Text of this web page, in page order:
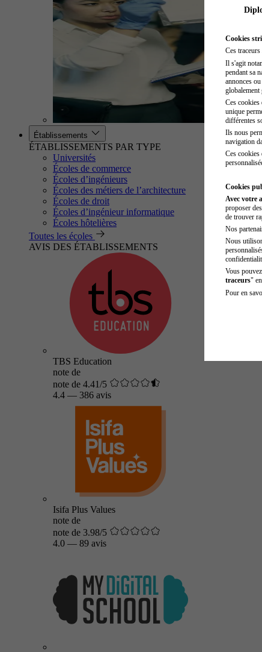
Établissements
ÉTABLISSEMENTS PAR TYPE
Universités
Écoles de commerce
Écoles d’ingénieurs
Écoles des métiers de l’architecture
Écoles de droit
Écoles d’ingénieur informatique
Écoles hôtelières
Toutes les écoles
AVIS DES ÉTABLISSEMENTS
TBS Education
note de
note de 4.41/5
4.4 — 386 avis
Isifa Plus Values
note de
note de 3.98/5
4.0 — 89 avis
Cookies
Ces
Il s'agit
pendant sa
annonces
globalement
Ces cookies
unique
différentes
Ils nous
navigation
Ces cookies
Cookies
Avec votre
proposer
de trouver
Nos
Nous
Vous
traceurs"
Pour en